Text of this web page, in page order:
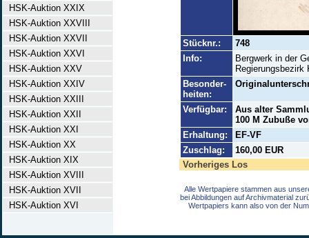
HSK-Auktion XXIX
HSK-Auktion XXVIII
HSK-Auktion XXVII
HSK-Auktion XXVI
HSK-Auktion XXV
HSK-Auktion XXIV
HSK-Auktion XXIII
HSK-Auktion XXII
HSK-Auktion XXI
HSK-Auktion XX
HSK-Auktion XIX
HSK-Auktion XVIII
HSK-Auktion XVII
HSK-Auktion XVI
Stücknr.:
748
Info:
Bergwerk in der
Regierungsbezirk
Besonder-
heiten:
Verfügbar:
Aus alter
100 M Zubuße
Erhaltung:
EF-VF
Zuschlag:
160,00 EUR
Vorheriges Los
Alle Wertpapiere stammen aus
bei Abbildungen auf Archivmaterial
Wertpapiers kann also von der